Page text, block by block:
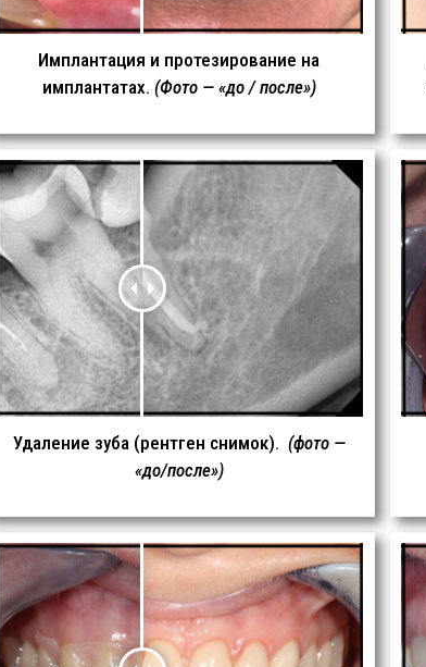
Имплантация и протезирование на
имплантатах. (Фото — «до / после»)
Удаление зуба (рентген снимок). (фото —
«до/после»)